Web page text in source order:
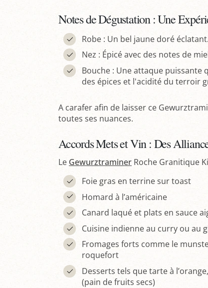
Notes de Dégustation : Une
Robe : Un bel jaune doré éclatant.
Nez : Épicé avec des notes de
Bouche : Une attaque puissante
des épices et l'acidité du terroir
A carafer afin de laisser ce
toutes ses nuances.
Accords Mets et Vin : Des
Le Gewurztraminer Roche Granitique
Foie gras en terrine sur toast
Homard à l’américaine
Canard laqué et plats en sauce
Cuisine indienne au curry ou au
Fromages forts comme le
roquefort
Desserts tels que tarte à
(pain de fruits secs)